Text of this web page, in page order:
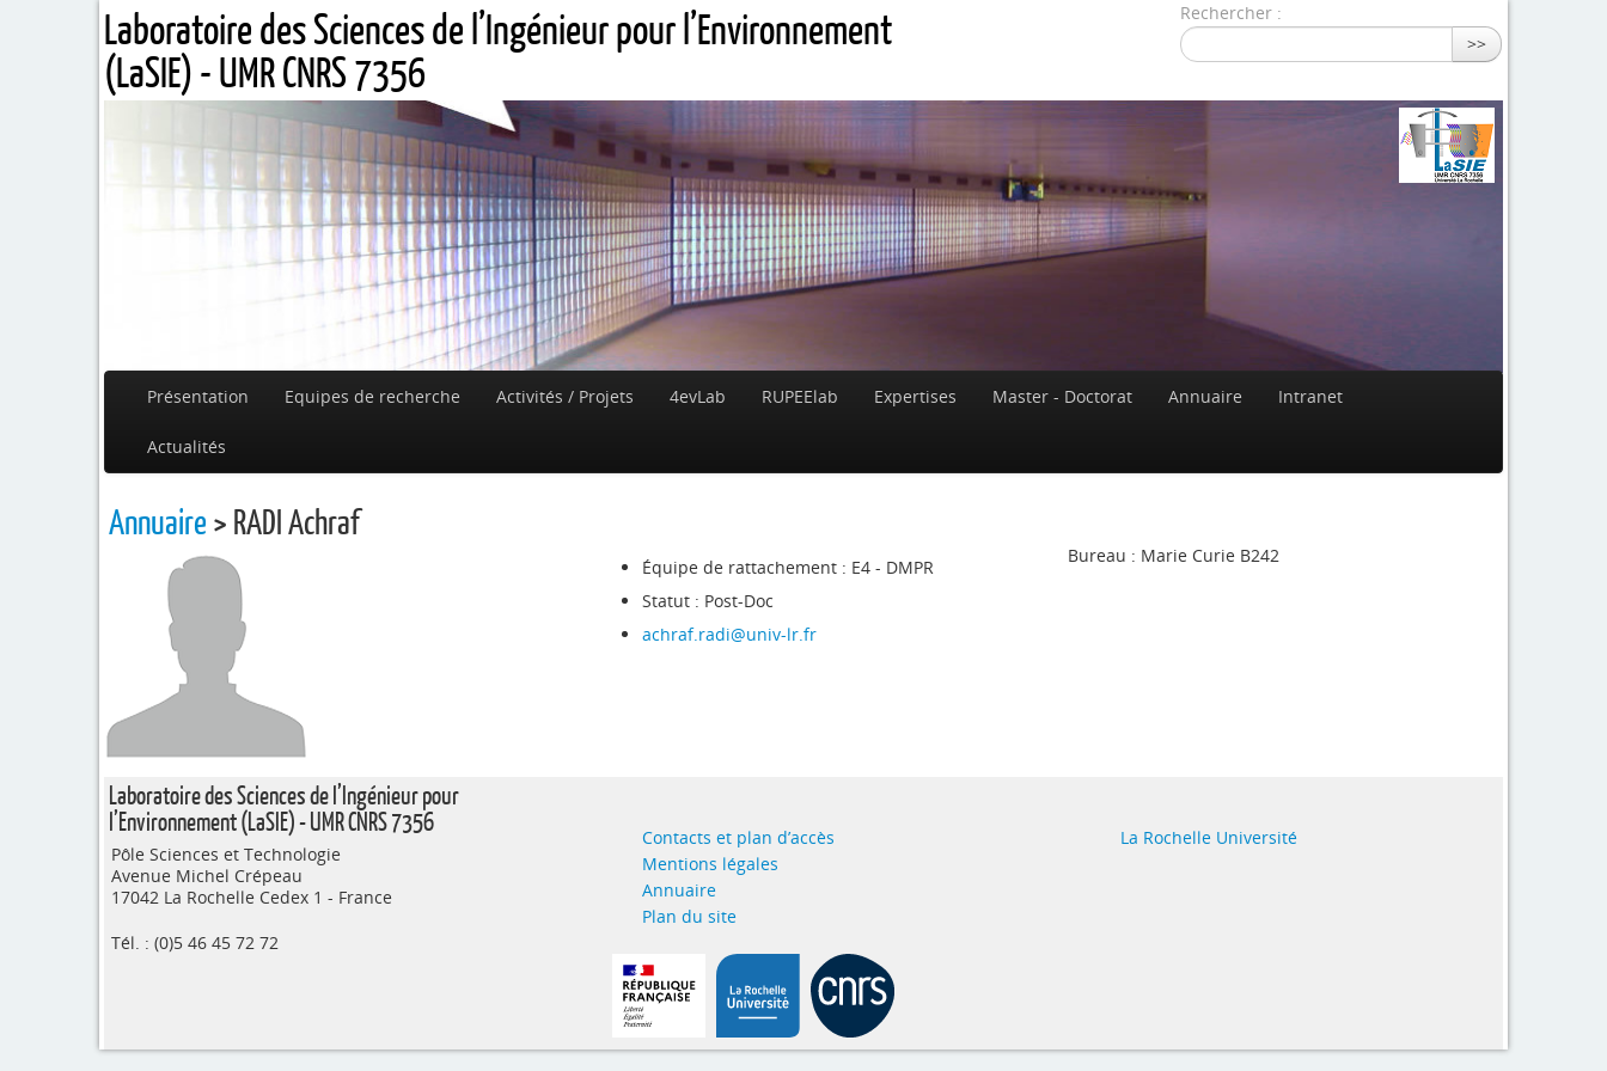
Laboratoire des Sciences de l’Ingénieur pour l’Environnement
(LaSIE) - UMR CNRS 7356
Rechercher :
>>
Présentation Equipes de recherche Activités / Projets 4evLab RUPEElab Expertises Master - Doctorat Annuaire Intranet
Actualités
Annuaire > RADI Achraf
Équipe de rattachement : E4 - DMPR
Statut : Post-Doc
achraf.radi@univ-lr.fr
Bureau : Marie Curie B242
Laboratoire des Sciences de l’Ingénieur pour
l’Environnement (LaSIE) - UMR CNRS 7356
Pôle Sciences et Technologie
Avenue Michel Crépeau
17042 La Rochelle Cedex 1 - France
Tél. : (0)5 46 45 72 72
Contacts et plan d’accès
Mentions légales
Annuaire
Plan du site
La Rochelle Université